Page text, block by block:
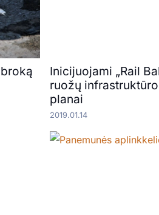
Inicijuojami „Rail
ruožų
planai
2019.01.14